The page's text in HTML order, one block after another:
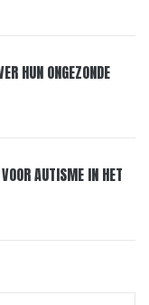
HUN ONGEZONDE
AUTISME IN HET